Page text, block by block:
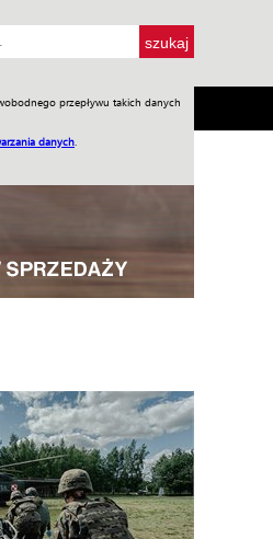
przepływu takich danych
danych
Praca w WIW